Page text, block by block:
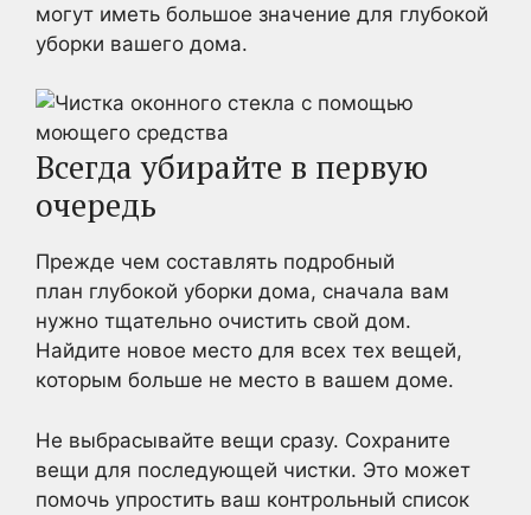
могут иметь большое значение для глубокой
уборки вашего дома.
Всегда убирайте в первую
очередь
Прежде чем составлять подробный
план глубокой уборки дома, сначала вам
нужно тщательно очистить свой дом.
Найдите новое место для всех тех вещей,
которым больше не место в вашем доме.
Не выбрасывайте вещи сразу. Сохраните
вещи для последующей чистки. Это может
помочь упростить ваш контрольный список